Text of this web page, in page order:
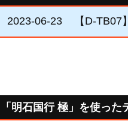
2023-06-23 【D-TB07
「明石国行 極」を使った